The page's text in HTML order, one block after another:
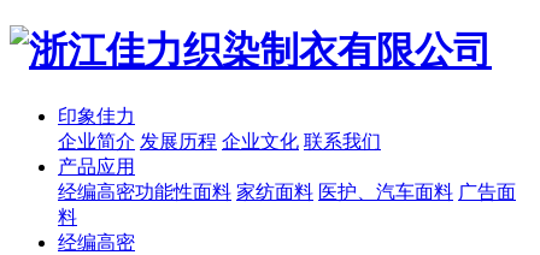
印象佳力
企业简介 发展历程 企业文化 联系我们
产品应用
经编高密功能性面料 家纺面料 医护、汽车面料 广告面
料
经编高密